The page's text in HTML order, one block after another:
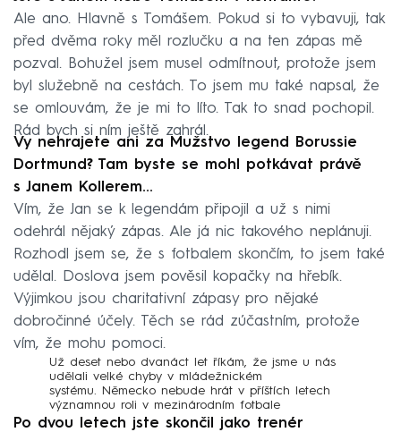
Ale ano. Hlavně s Tomášem. Pokud si to vybavuji, tak
před dvěma roky měl rozlučku a na ten zápas mě
pozval. Bohužel jsem musel odmítnout, protože jsem
byl služebně na cestách. To jsem mu také napsal, že
se omlouvám, že je mi to líto. Tak to snad pochopil.
Rád bych si ním ještě zahrál.
Vy nehrajete ani za Mužstvo legend Borussie
Dortmund? Tam byste se mohl potkávat právě
s Janem Kollerem…
Vím, že Jan se k legendám připojil a už s nimi
odehrál nějaký zápas. Ale já nic takového neplánuji.
Rozhodl jsem se, že s fotbalem skončím, to jsem také
udělal. Doslova jsem pověsil kopačky na hřebík.
Výjimkou jsou charitativní zápasy pro nějaké
dobročinné účely. Těch se rád zúčastním, protože
vím, že mohu pomoci.
Už deset nebo dvanáct let říkám, že jsme u nás
udělali velké chyby v mládežnickém
systému. Německo nebude hrát v příštích letech
významnou roli v mezinárodním fotbale
Po dvou letech jste skončil jako trenér